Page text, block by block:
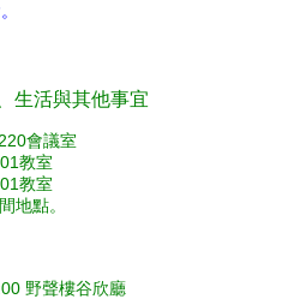
生活與其他事宜
會議室
教室
教室
地點。
野聲樓谷欣廳